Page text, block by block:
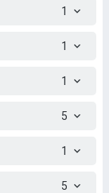
1
1
1
5
1
5